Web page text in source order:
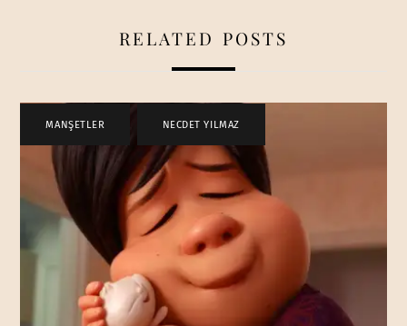
RELATED POSTS
MANŞETLER NECDET YILMAZ